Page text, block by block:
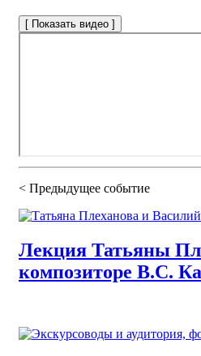
[ Показать видео ]
< Предыдущее событие
Лекция Татьяны
композиторе В.С.